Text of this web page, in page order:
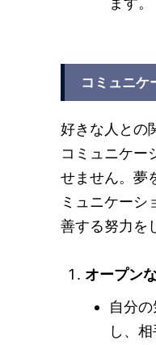
コミュニケ
好きな人との
コミュニケー
せません。夢
ミュニケーシ
善する努力を
オープン
自分
し、